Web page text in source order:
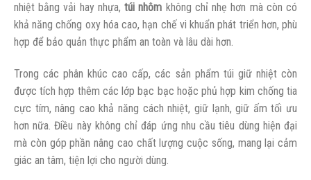
nhiệt bằng vải hay nhựa,túi nhôm không chỉ nhẹ hơn mà còn có
khả năng chống oxy hóa cao, hạn chế vi khuẩn phát triển hơn, phù
hợp để bảo quản thực phẩm an toàn và lâu dài hơn.
Trong các phân khúc cao cấp, các sản phẩm túi giữ nhiệt còn
được tích hợp thêm các lớp bạc bạc hoặc phủ hợp kim chống tia
cực tím, nâng cao khả năng cách nhiệt, giữ lạnh, giữ ấm tối ưu
hơn nữa. Điều này không chỉ đáp ứng nhu cầu tiêu dùng hiện đại
mà còn góp phần nâng cao chất lượng cuộc sống, mang lại cảm
giác an tâm, tiện lợi cho người dùng.